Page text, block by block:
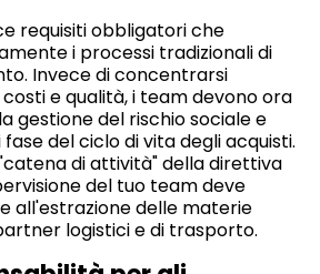
requisiti obbligatori che
i processi tradizionali di
Invece di concentrarsi
e qualità, i team devono ora
gestione del rischio sociale e
del ciclo di vita degli acquisti.
di attività" della direttiva
del tuo team deve
all'estrazione delle materie
logistici e di trasporto.